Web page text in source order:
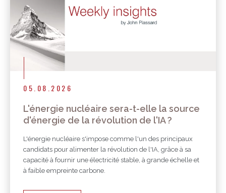
05.08.2026
L'énergie nucléaire sera-t-elle la source
d'énergie de la révolution de l'IA ?
L'énergie nucléaire s'impose comme l'un des principaux
candidats pour alimenter la révolution de l'IA, grâce à sa
capacité à fournir une électricité stable, à grande échelle et
à faible empreinte carbone.